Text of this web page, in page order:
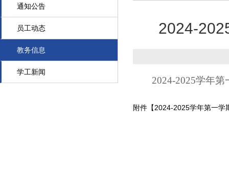
通知公告
员工动态
教务信息
学工新闻
2024-
2024-2025学年
附件【2024-2025学年第一学